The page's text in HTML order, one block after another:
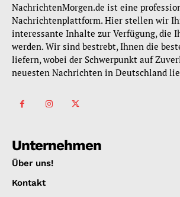
NachrichtenMorgen.de ist eine
Nachrichtenplattform. Hier stellen wir
interessante Inhalte zur Verfügung, die
werden. Wir sind bestrebt, Ihnen die
liefern, wobei der Schwerpunkt auf
neuesten Nachrichten in Deutschland
Unternehmen
Über uns!
Kontakt